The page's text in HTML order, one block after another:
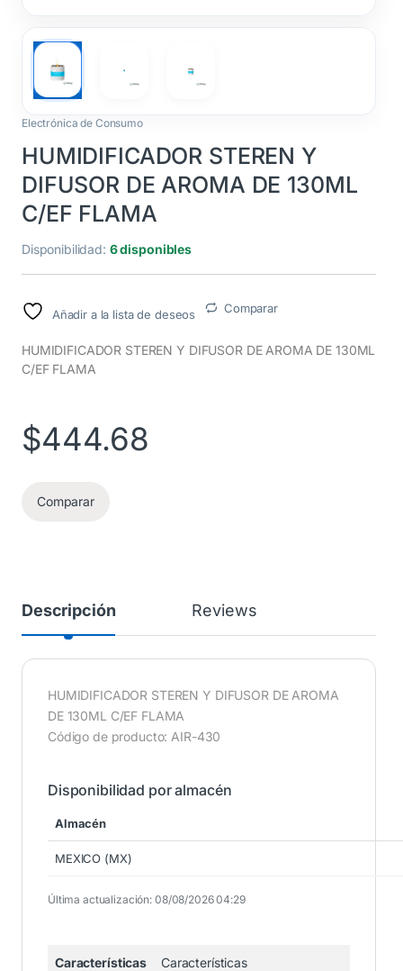
Electrónica de Consumo
HUMIDIFICADOR STEREN Y
DIFUSOR DE AROMA DE 130ML
C/EF FLAMA
Disponibilidad: 6 disponibles
Añadir a la lista de deseos Comparar
HUMIDIFICADOR STEREN Y DIFUSOR DE AROMA DE 130ML
C/EF FLAMA
$444.68
Comparar
Descripción Reviews
HUMIDIFICADOR STEREN Y DIFUSOR DE AROMA
DE 130ML C/EF FLAMA
Código de producto: AIR-430
Disponibilidad por almacén
Almacén
MEXICO (MX)
Última actualización: 08/08/2026 04:29
Características
Características